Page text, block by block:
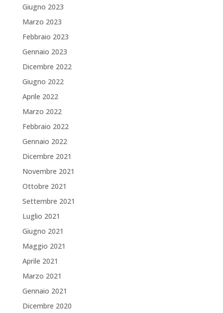
Giugno 2023
Marzo 2023
Febbraio 2023
Gennaio 2023
Dicembre 2022
Giugno 2022
Aprile 2022
Marzo 2022
Febbraio 2022
Gennaio 2022
Dicembre 2021
Novembre 2021
Ottobre 2021
Settembre 2021
Luglio 2021
Giugno 2021
Maggio 2021
Aprile 2021
Marzo 2021
Gennaio 2021
Dicembre 2020